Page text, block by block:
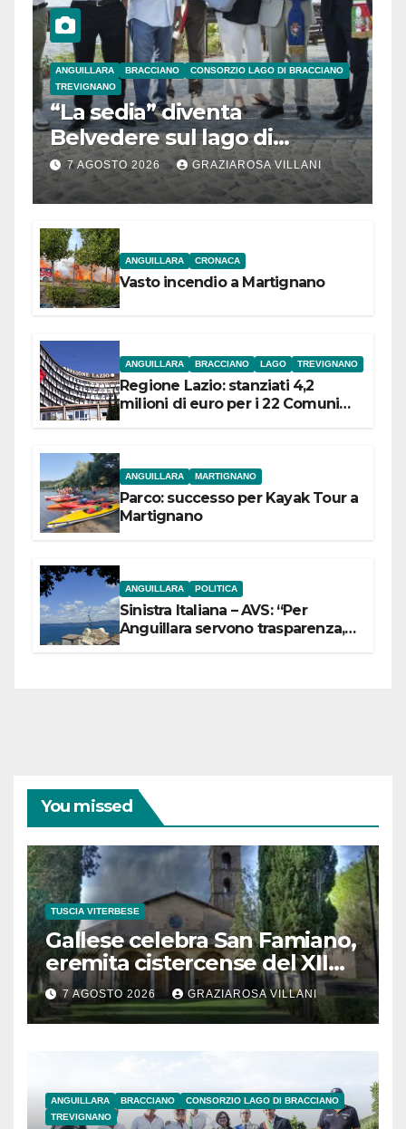
ANGUILLARA BRACCIANO
CONSORZIO LAGO DI BRACCIANO
TREVIGNANO
“La sedia” diventa
Belvedere sul lago di
Bracciano: ieri
l’inaugurazione
7 AGOSTO 2026 GRAZIAROSA VILLANI
ANGUILLARA CRONACA
Vasto incendio a Martignano
ANGUILLARA BRACCIANO LAGO TREVIGNANO
Regione Lazio: stanziati 4,2
milioni di euro per i 22 Comuni
ANGUILLARA MARTIGNANO
Parco: successo per Kayak Tour a
Martignano
ANGUILLARA POLITICA
Sinistra Italiana – AVS: “Per
Anguillara servono trasparenza,
You missed
TUSCIA VITERBESE
Gallese celebra San Famiano,
eremita cistercense del XII
secolo
7 AGOSTO 2026 GRAZIAROSA VILLANI
ANGUILLARA BRACCIANO
CONSORZIO LAGO DI BRACCIANO
TREVIGNANO